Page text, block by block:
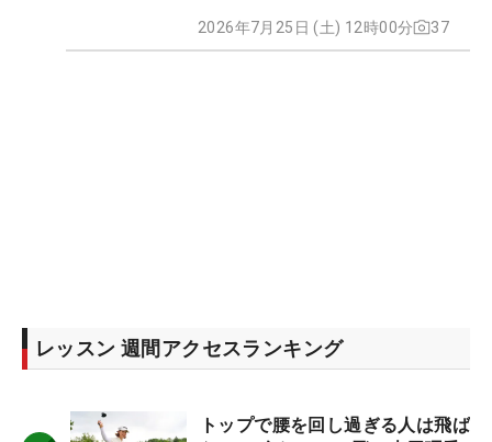
2026年7月25日 (土) 12時00分 37
レッスン 週間アクセスランキング
トップで腰を回し過ぎる人は飛ば